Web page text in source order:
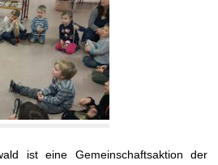
ist eine Gemeinschaftsaktion der